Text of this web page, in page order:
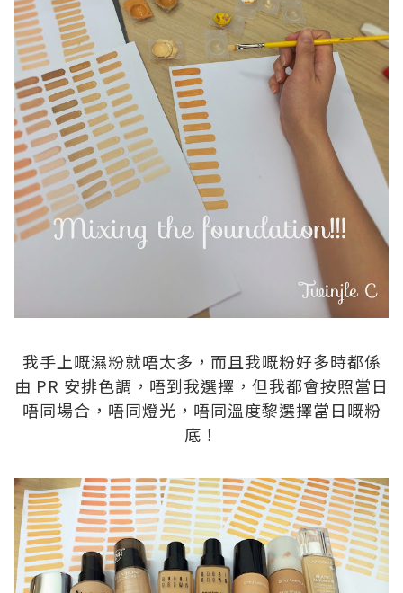
我手上嘅濕粉就唔太多，而且我嘅粉好多時都係
由 PR 安排色調，唔到我選擇，但我都會按照當日
唔同場合，唔同燈光，唔同溫度黎選擇當日嘅粉
底！